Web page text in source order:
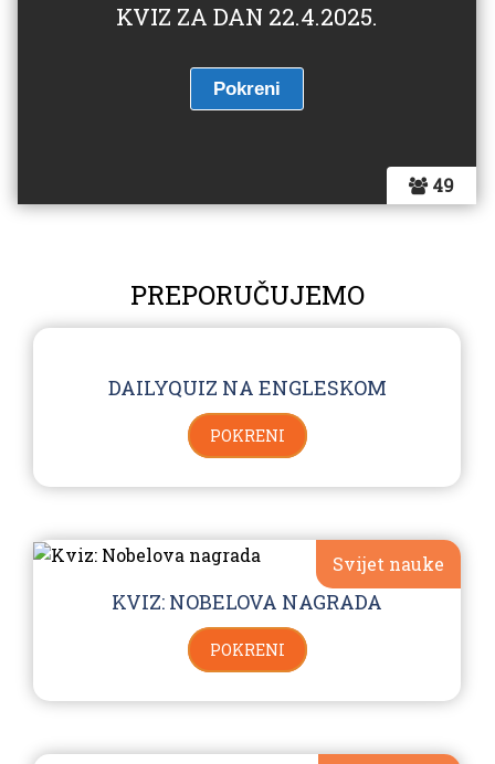
49
KVIZ ZA DAN 22.4.2025.
PREPORUČUJEMO
DAILYQUIZ NA ENGLESKOM
POKRENI
Svijet nauke
KVIZ: NOBELOVA NAGRADA
POKRENI